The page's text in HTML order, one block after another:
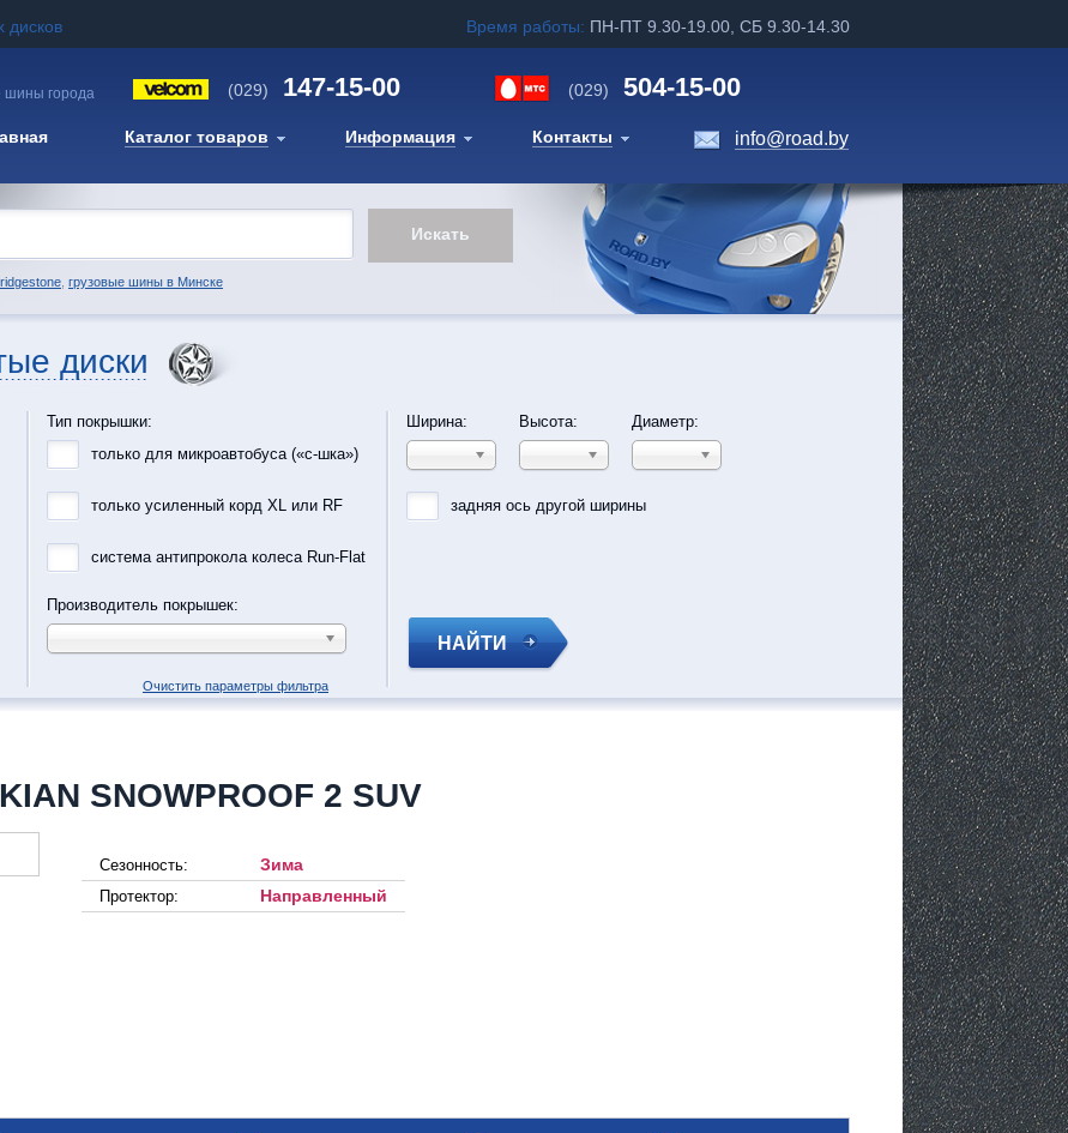
дисков Время работы: ПН-ПТ 9.30-19.00, СБ 9.30-14.30
шины города (029) 147-15-00 (029) 504-15-00
Каталог товаров Информация Контакты info@road.by
грузовые шины в Минске
диски
Тип покрышки:
только для микроавтобуса («с-шка»)
только усиленный корд XL или RF
система антипрокола колеса Run-Flat
Производитель покрышек:
Ширина: Высота: Диаметр:
задняя ось другой ширины
НАЙТИ
Очистить параметры фильтра
SNOWPROOF 2 SUV
Сезонность: Зима
Протектор: Направленный